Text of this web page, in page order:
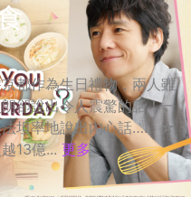
都作為生日禮物，兩人雖
卻說出令人震驚的話！一
法坦率地說出內心話…… ☆
13億... 更多